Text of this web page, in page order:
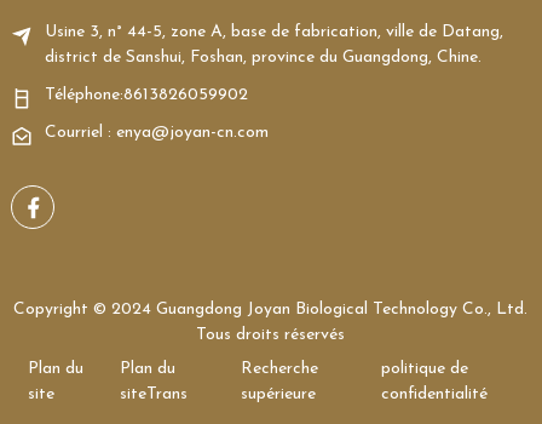
Usine 3, n° 44-5, zone A, base de fabrication, ville de Datang,
district de Sanshui, Foshan, province du Guangdong, Chine.
Téléphone:8613826059902
Courriel : enya@joyan-cn.com
Copyright © 2024 Guangdong Joyan Biological Technology Co., Ltd.
Tous droits réservés
Plan du
site
Plan du
siteTrans
Recherche
supérieure
politique de
confidentialité